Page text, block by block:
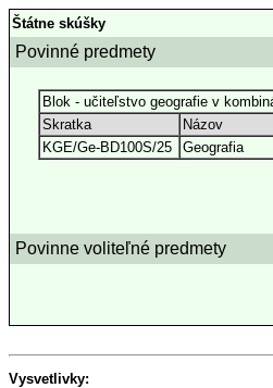
Štátne skúšky
Povinné predmety
Blok - učiteľstvo geografie v
Skratka
Názov
KGE/Ge-BD100S/25
Geografia
Povinne voliteľné predmety
Vysvetlivky: